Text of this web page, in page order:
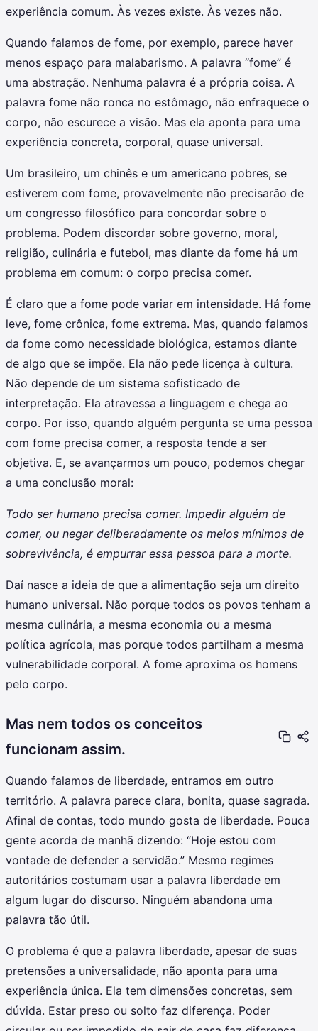
experiência comum. Às vezes existe. Às vezes não.
Quando falamos de fome, por exemplo, parece haver
menos espaço para malabarismo. A palavra “fome” é
uma abstração. Nenhuma palavra é a própria coisa. A
palavra fome não ronca no estômago, não enfraquece o
corpo, não escurece a visão. Mas ela aponta para uma
experiência concreta, corporal, quase universal.
Um brasileiro, um chinês e um americano pobres, se
estiverem com fome, provavelmente não precisarão de
um congresso filosófico para concordar sobre o
problema. Podem discordar sobre governo, moral,
religião, culinária e futebol, mas diante da fome há um
problema em comum: o corpo precisa comer.
É claro que a fome pode variar em intensidade. Há fome
leve, fome crônica, fome extrema. Mas, quando falamos
da fome como necessidade biológica, estamos diante
de algo que se impõe. Ela não pede licença à cultura.
Não depende de um sistema sofisticado de
interpretação. Ela atravessa a linguagem e chega ao
corpo. Por isso, quando alguém pergunta se uma pessoa
com fome precisa comer, a resposta tende a ser
objetiva. E, se avançarmos um pouco, podemos chegar
a uma conclusão moral:
Todo ser humano precisa comer. Impedir alguém de
comer, ou negar deliberadamente os meios mínimos de
sobrevivência, é empurrar essa pessoa para a morte.
Daí nasce a ideia de que a alimentação seja um direito
humano universal. Não porque todos os povos tenham a
mesma culinária, a mesma economia ou a mesma
política agrícola, mas porque todos partilham a mesma
vulnerabilidade corporal. A fome aproxima os homens
pelo corpo.
Mas nem todos os conceitos
funcionam assim.
Quando falamos de liberdade, entramos em outro
território. A palavra parece clara, bonita, quase sagrada.
Afinal de contas, todo mundo gosta de liberdade. Pouca
gente acorda de manhã dizendo: “Hoje estou com
vontade de defender a servidão.” Mesmo regimes
autoritários costumam usar a palavra liberdade em
algum lugar do discurso. Ninguém abandona uma
palavra tão útil.
O problema é que a palavra liberdade, apesar de suas
pretensões a universalidade, não aponta para uma
experiência única. Ela tem dimensões concretas, sem
dúvida. Estar preso ou solto faz diferença. Poder